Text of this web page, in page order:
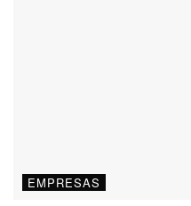
EMPRESAS